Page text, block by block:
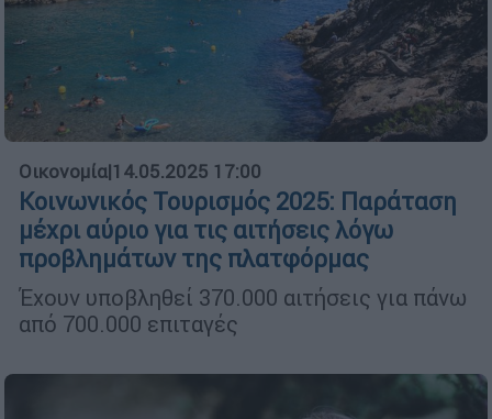
Οικονομία|14.05.2025 17:00
Κοινωνικός Τουρισμός 2025: Παράταση
μέχρι αύριο για τις αιτήσεις λόγω
προβλημάτων της πλατφόρμας
Έχουν υποβληθεί 370.000 αιτήσεις για πάνω
από 700.000 επιταγές